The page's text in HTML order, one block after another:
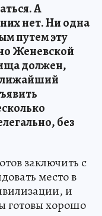
А
нет. Ни одна
путем эту
Женевской
должен,
без
заключить с
место в
и
готовы хорошо